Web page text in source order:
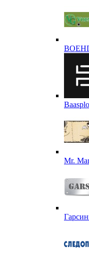
Mr.